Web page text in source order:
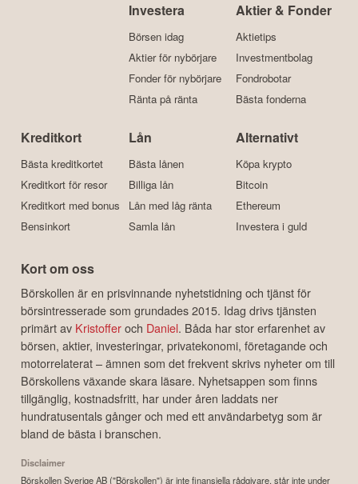
Investera
Börsen idag
Aktier för nybörjare
Fonder för nybörjare
Ränta på ränta
Aktier & Fonder
Aktietips
Investmentbolag
Fondrobotar
Bästa fonderna
Kreditkort
Bästa kreditkortet
Kreditkort för resor
Kreditkort med bonus
Bensinkort
Lån
Bästa lånen
Billiga lån
Lån med låg ränta
Samla lån
Alternativt
Köpa krypto
Bitcoin
Ethereum
Investera i guld
Kort om oss
Börskollen är en prisvinnande nyhetstidning och tjänst för
börsintresserade som grundades 2015. Idag drivs tjänsten
primärt av Kristofferoch Daniel. Båda har stor erfarenhet av
börsen, aktier, investeringar, privatekonomi, företagande och
motorrelaterat – ämnen som det frekvent skrivs nyheter om till
Börskollens växande skara läsare. Nyhetsappen som finns
tillgänglig, kostnadsfritt, har under åren laddats ner
hundratusentals gånger och med ett användarbetyg som är
bland de bästa i branschen.
Disclaimer
Börskollen Sverige AB ("Börskollen") är inte finansiella rådgivare, står inte under